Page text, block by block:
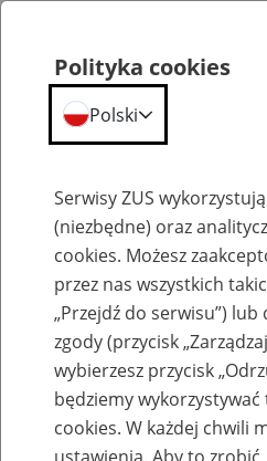
Szkolenia
Zaproś ZUS do
Polityka cookies
Polski
Serwisy ZUS
(niezbędne) oraz
cookies. Możesz
przez nas wszystkich
„Przejdź do serwisu”)
zgody (przycisk
wybierzesz przycisk
będziemy
cookies. W każdej chwili